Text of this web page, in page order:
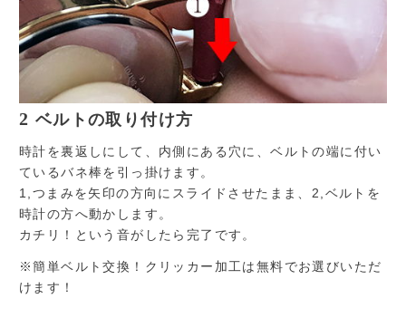
2 ベルトの取り付け方
時計を裏返しにして、内側にある穴に、ベルトの端に付い
ているバネ棒を引っ掛けます。
1,つまみを矢印の方向にスライドさせたまま、2,ベルトを
時計の方へ動かします。
カチリ！という音がしたら完了です。
※簡単ベルト交換！クリッカー加工は無料でお選びいただ
けます！